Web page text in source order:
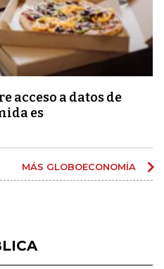
acceso a datos de
es
MÁS GLOBOECONOMÍA